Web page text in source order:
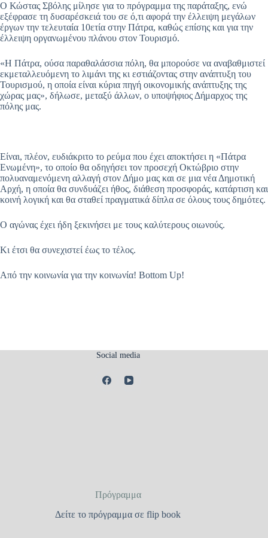
Ο Κώστας Σβόλης μίλησε για το πρόγραμμα της παράταξης, ενώ
εξέφρασε τη δυσαρέσκειά του σε ό,τι αφορά την έλλειψη μεγάλων
έργων την τελευταία 10ετία στην Πάτρα, καθώς επίσης και για την
έλλειψη οργανωμένου πλάνου στον Τουρισμό.
«Η Πάτρα, ούσα παραθαλάσσια πόλη, θα μπορούσε να αναβαθμιστεί
εκμεταλλευόμενη το λιμάνι της κι εστιάζοντας στην ανάπτυξη του
Τουρισμού, η οποία είναι κύρια πηγή οικονομικής ανάπτυξης της
χώρας μας», δήλωσε, μεταξύ άλλων, ο υποψήφιος Δήμαρχος της
πόλης μας.
Είναι, πλέον, ευδιάκριτο το ρεύμα που έχει αποκτήσει η «Πάτρα
Ενωμένη», το οποίο θα οδηγήσει τον προσεχή Οκτώβριο στην
πολυαναμενόμενη αλλαγή στον Δήμο μας και σε μια νέα Δημοτική
Αρχή, η οποία θα συνδυάζει ήθος, διάθεση προσφοράς, κατάρτιση και
κοινή λογική και θα σταθεί πραγματικά δίπλα σε όλους τους δημότες.
Ο αγώνας έχει ήδη ξεκινήσει με τους καλύτερους οιωνούς.
Κι έτσι θα συνεχιστεί έως το τέλος.
Από την κοινωνία για την κοινωνία! Bottom Up!
Social media
Πρόγραμμα
Δείτε το πρόγραμμα σε flip book